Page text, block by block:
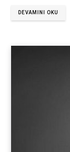
DEVAMINI OKU